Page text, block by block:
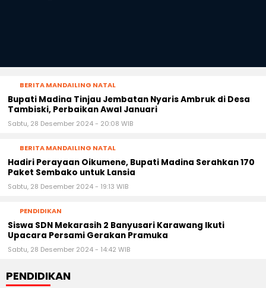
BERITA MANDAILING NATAL
Bupati Madina Tinjau Jembatan Nyaris Ambruk di Desa
Tambiski, Perbaikan Awal Januari
Sabtu, 28 Desember 2024 - 20:08 WIB
BERITA MANDAILING NATAL
Hadiri Perayaan Oikumene, Bupati Madina Serahkan 170
Paket Sembako untuk Lansia
Sabtu, 28 Desember 2024 - 19:13 WIB
PENDIDIKAN
Siswa SDN Mekarasih 2 Banyusari Karawang Ikuti
Upacara Persami Gerakan Pramuka
Sabtu, 28 Desember 2024 - 14:42 WIB
PENDIDIKAN